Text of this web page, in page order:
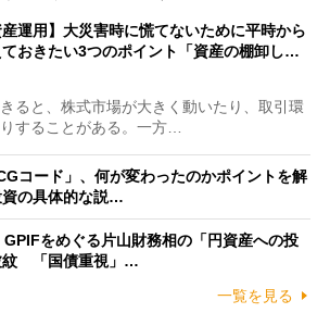
産運用】大災害時に慌てないために平時から
おきたい3つのポイント「資産の棚卸し…
ると、株式市場が大きく動いたり、取引環
することがある。一方…
コード」、何が変わったのかポイントを解
の具体的な説…
GPIFをめぐる片山財務相の「円資産への投
紋 「国債重視」…
一覧を見る